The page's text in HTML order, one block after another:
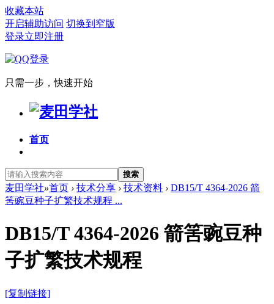
收藏本站
开启辅助访问 切换到窄版
登录立即注册
只需一步，快速开始
首页
搜索
麦田学社»首页 › 技术分享 › 技术资料 › DB15/T 4364-2026 箭
筈豌豆种子扩繁技术规程 ...
DB15/T 4364-2026 箭筈豌豆种
子扩繁技术规程
[复制链接]